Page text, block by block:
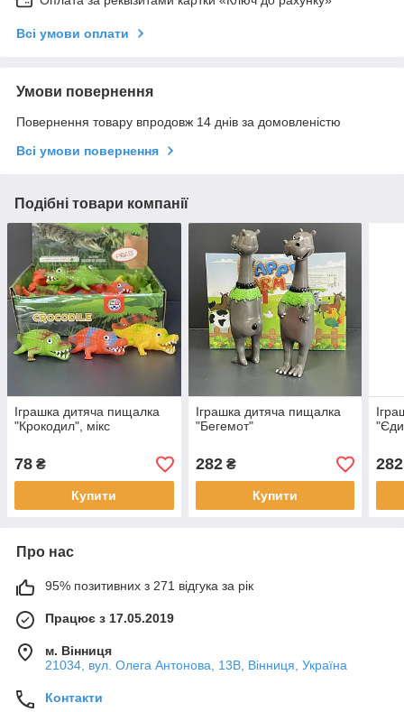
Всі умови оплати
Умови повернення
Повернення товару впродовж 14 днів за домовленістю
Всі умови повернення
Подібні товари компанії
Іграшка дитяча пищалка
"Крокодил", мікс
78 ₴
Купити
Іграшка дитяча пищалка
"Бегемот"
282₴
Купити
282
Про нас
95% позитивних з 271 відгука за рік
Працює з 17.05.2019
м. Вінниця
21034, вул. Олега Антонова, 13В, Вінниця, Україна
Контакти